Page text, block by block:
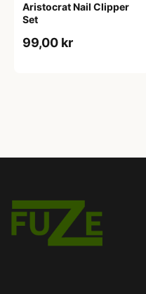
Aristocrat Nail Clipper
Set
99,00 kr